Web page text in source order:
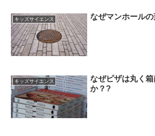
キッズサイエンス なぜマンホール
キッズサイエンス
なぜピザは丸く
か？?